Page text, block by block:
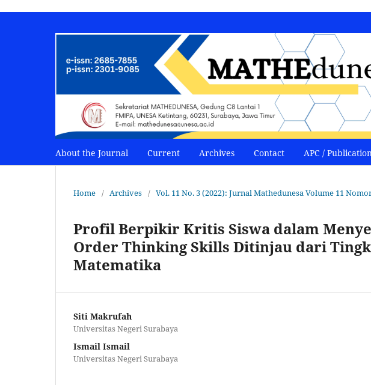
About the Journal Current Archives Contact APC /
Home / Archives / Vol. 11 No. 3 (2022): Jurnal Mathedunesa Volume 11
Profil Berpikir Kritis Siswa dalam
Order Thinking Skills Ditinjau dari
Matematika
Siti Makrufah
Universitas Negeri Surabaya
Ismail Ismail
Universitas Negeri Surabaya